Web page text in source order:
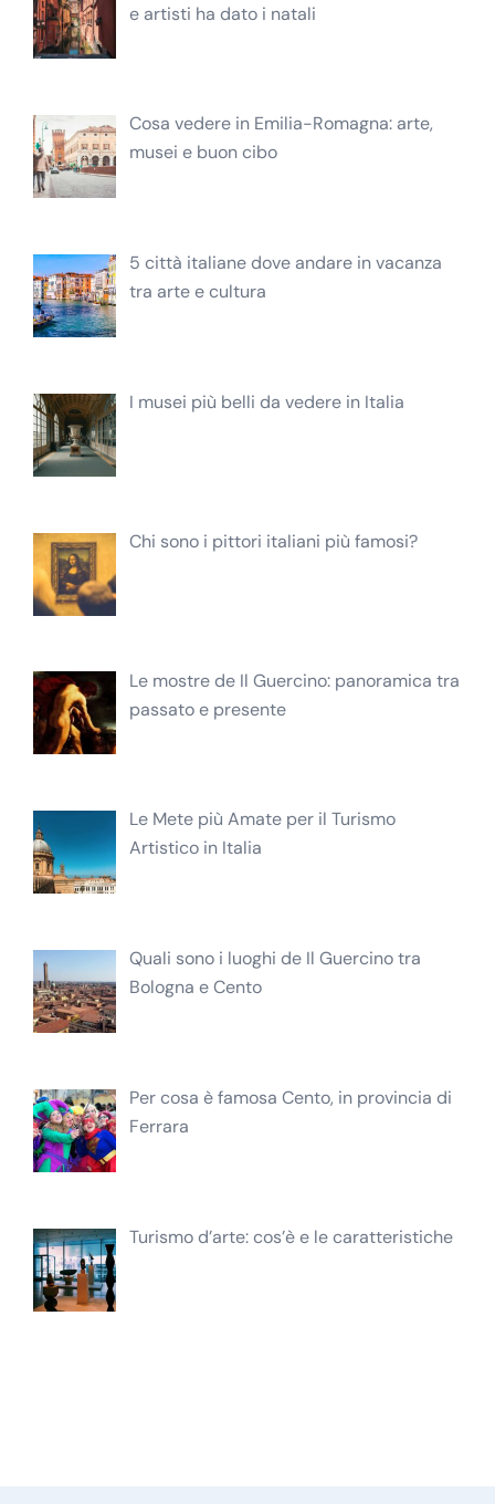
e artisti ha dato i natali
Cosa vedere in Emilia-Romagna: arte,
musei e buon cibo
5 città italiane dove andare in vacanza
tra arte e cultura
I musei più belli da vedere in Italia
Chi sono i pittori italiani più famosi?
Le mostre de Il Guercino: panoramica tra
passato e presente
Le Mete più Amate per il Turismo
Artistico in Italia
Quali sono i luoghi de Il Guercino tra
Bologna e Cento
Per cosa è famosa Cento, in provincia di
Ferrara
Turismo d’arte: cos’è e le caratteristiche